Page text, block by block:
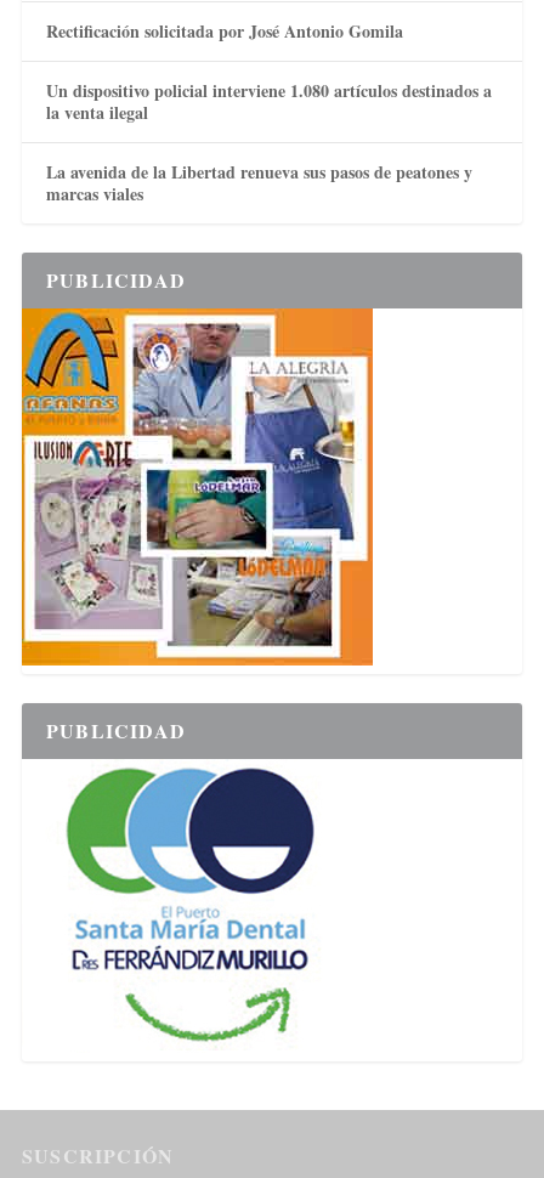
Rectificación solicitada por José Antonio Gomila
Un dispositivo policial interviene 1.080 artículos destinados a
la venta ilegal
La avenida de la Libertad renueva sus pasos de peatones y
marcas viales
PUBLICIDAD
PUBLICIDAD
SUSCRIPCIÓN